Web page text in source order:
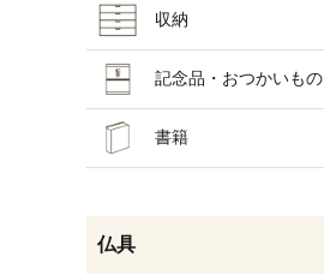
収納
記念品・おつかいもの
書籍
仏具